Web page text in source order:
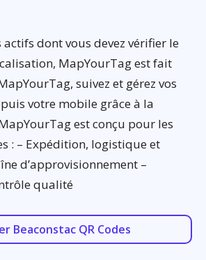
actifs dont vous devez vérifier le
MapYourTag est fait
suivez et gérez vos
votre mobile grâce à la
est conçu pour les
: – Expédition, logistique et
d’approvisionnement –
qualité
Beaconstac QR Codes